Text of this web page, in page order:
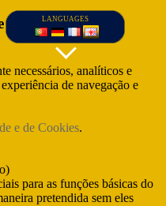
para este
necessários, analíticos e
de navegação e
e de Cookies.
para as funções básicas do
pretendida sem eles
LANGUAGES